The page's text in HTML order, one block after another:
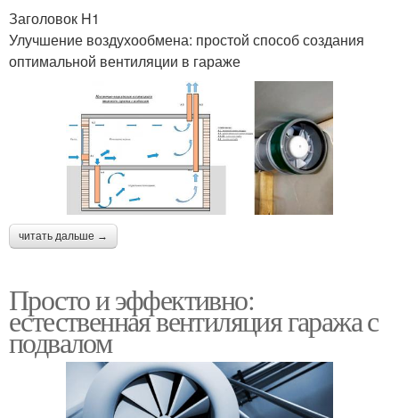
Заголовок H1
Улучшение воздухообмена: простой способ создания
оптимальной вентиляции в гараже
читать дальше →
Просто и эффективно:
естественная вентиляция гаража с
подвалом